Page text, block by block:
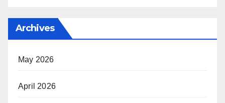
Archives
May 2026
April 2026